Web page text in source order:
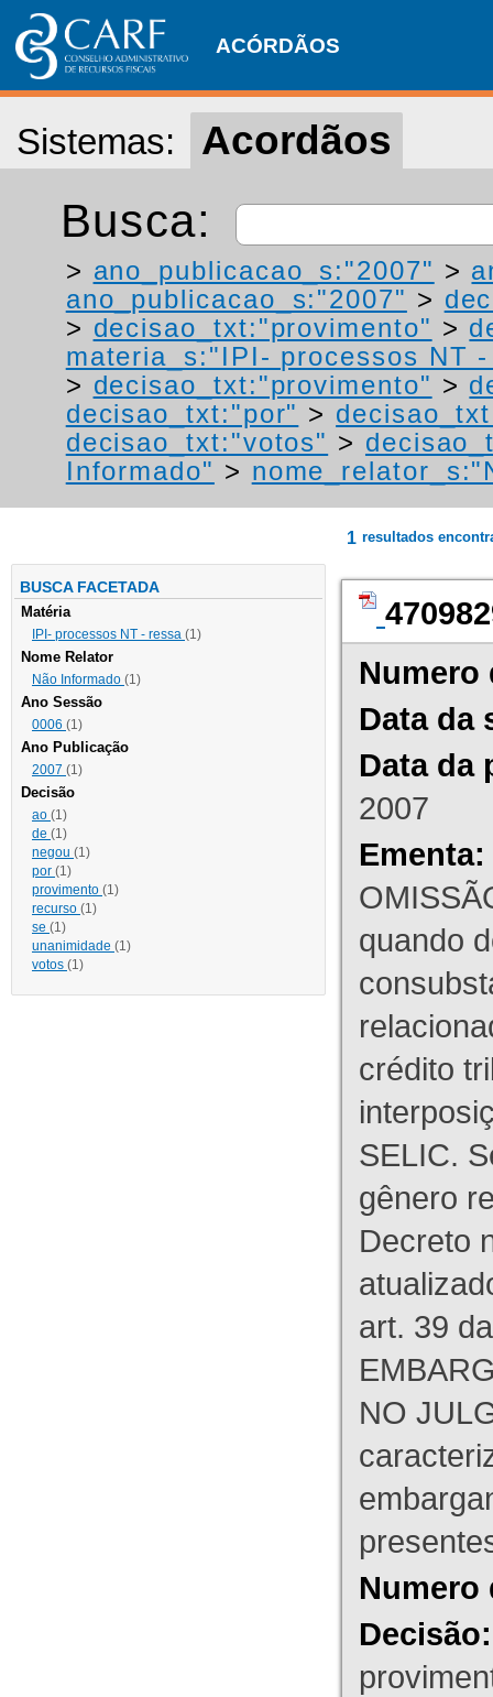
ACÓRDÃOS
Sistemas: Acordãos
Busca:
> ano_publicacao_s:"2007" >
ano_publicacao_s:"2007" >
> decisao_txt:"provimento" >
materia_s:"IPI- processos NT
> decisao_txt:"provimento" >
decisao_txt:"por" >
decisao_txt:"votos" >
Informado" >
BUSCA FACETADA
Matéria
IPI- processos NT - ressa (1)
Nome Relator
Não Informado (1)
Ano Sessão
0006 (1)
Ano Publicação
2007 (1)
Decisão
ao (1)
de (1)
negou (1)
por (1)
provimento (1)
recurso (1)
se (1)
unanimidade (1)
votos (1)
1 resultados
Numero
Data da
Data da
2007
Ementa:
quando
crédito
SELIC.
gênero
Decreto
art. 39
NO
Numero
Decisão: